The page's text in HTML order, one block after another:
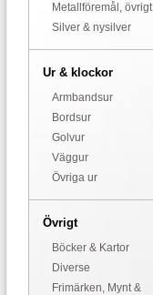
Metallföremål, övrigt
Silver & nysilver
Ur & klockor
Armbandsur
Bordsur
Golvur
Väggur
Övriga ur
Övrigt
Böcker & Kartor
Diverse
Frimärken, Mynt &